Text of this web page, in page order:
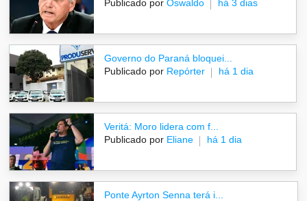
Publicado por Oswaldo há 3 dias
Governo do Paraná bloquei...
Publicado por Repórter há 1 dia
Veritá: Moro lidera com f...
Publicado por Eliane há 1 dia
Ponte Ayrton Senna terá i...